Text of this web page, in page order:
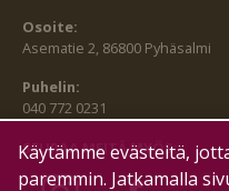
Osoite:
Asematie 2, 86800 Pyhäsalmi
Puhelin:
040 772 0231
SEURAA MEITÄ MYÖS:
Käytämme evästeitä,
paremmin. Jatkamalla